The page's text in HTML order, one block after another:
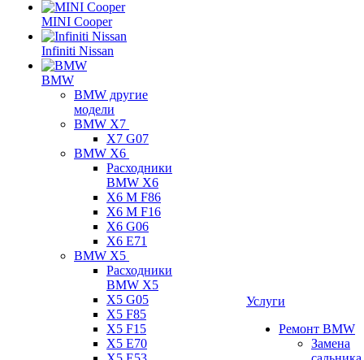
MINI Cooper
Infiniti Nissan
BMW
BMW другие
модели
BMW X7
X7 G07
BMW X6
Расходники
BMW X6
X6 M F86
X6 M F16
X6 G06
X6 E71
BMW X5
Расходники
BMW X5
X5 G05
X5 F85
X5 F15
X5 E70
Услуги
Ремонт BMW
Замена